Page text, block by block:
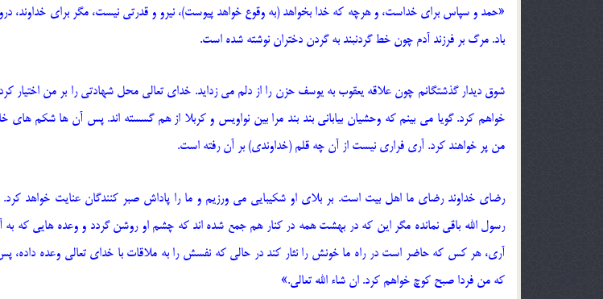
«حمد و سپاس برای خداست، و هرچه که خدا بخواهد (به وقوع خواهد پیوست)، نیرو و قدرتی نیست، مگر برای خداوند،
باد. مرگ بر فرزند آدم چون خط گردنبند به گردن دختران نوشته شده است.
شوق دیدار گذشتگانم چون علاقه یعقوب به یوسف حزن را از دلم می زداید. خدای تعالی محل شهادتی را بر من اختیار
خواهم کرد. گویا می بینم که وحشیان بیابانی بند بند مرا بین نواویس و کربلا از هم گسسته اند. پس آن ها شکم های
من پر خواهند کرد. آری فراری نیست از آن چه قلم (خداوندی) بر آن رفته است.
رضای خداوند رضای ما اهل بیت است. بر بلای او شکیبایی می ورزیم و ما را پاداش صبر کنندگان عنایت خواهد
رسول الله باقی نمانده مگر این که در بهشت همه در کنار هم جمع شده اند که چشم او روشن گردد و وعده هایی که به
آری، هر کس که حاضر است در راه ما خونش را نثار کند در حالی که نفسش را به ملاقات با خدای تعالی وعده داده،
که من فردا صبح کوچ خواهم کرد. ان شاء الله تعالی.»